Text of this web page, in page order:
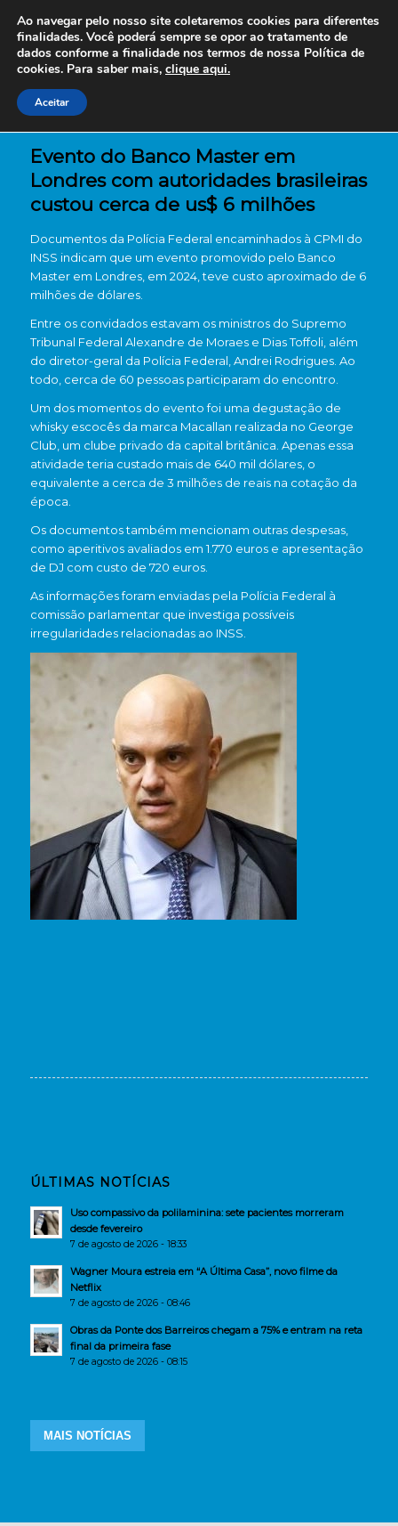
Evento do Banco Master em
Londres com autoridades brasileiras
custou cerca de us$ 6 milhões
Documentos da Polícia Federal encaminhados à CPMI do
INSS indicam que um evento promovido pelo Banco
Master em Londres, em 2024, teve custo aproximado de 6
milhões de dólares.
Entre os convidados estavam os ministros do Supremo
Tribunal Federal Alexandre de Moraes e Dias Toffoli, além
do diretor-geral da Polícia Federal, Andrei Rodrigues. Ao
todo, cerca de 60 pessoas participaram do encontro.
Um dos momentos do evento foi uma degustação de
whisky escocês da marca Macallan realizada no George
Club, um clube privado da capital britânica. Apenas essa
atividade teria custado mais de 640 mil dólares, o
equivalente a cerca de 3 milhões de reais na cotação da
época.
Os documentos também mencionam outras despesas,
como aperitivos avaliados em 1.770 euros e apresentação
de DJ com custo de 720 euros.
As informações foram enviadas pela Polícia Federal à
comissão parlamentar que investiga possíveis
irregularidades relacionadas ao INSS.
ÚLTIMAS NOTÍCIAS
Uso compassivo da polilaminina: sete pacientes morreram
desde fevereiro
7 de agosto de 2026 - 18:33
Wagner Moura estreia em “A Última Casa”, novo filme da
Netflix
7 de agosto de 2026 - 08:46
Obras da Ponte dos Barreiros chegam a 75% e entram na reta
final da primeira fase
7 de agosto de 2026 - 08:15
MAIS NOTÍCIAS
Ao navegar pelo nosso site coletaremos cookies para diferentes
finalidades. Você poderá sempre se opor ao tratamento de
dados conforme a finalidade nos termos de nossa Política de
cookies. Para saber mais, clique aqui.
Aceitar